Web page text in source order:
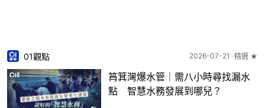
01觀點 2026-07-21 精選 ★
筲箕灣爆水管｜需八小時尋找漏水
點 智慧水務發展到哪兒？